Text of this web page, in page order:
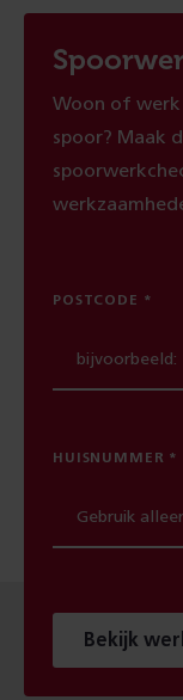
Woon of werk
spoor? Maak
POSTCODE
HUISNUMMER
Bekijk